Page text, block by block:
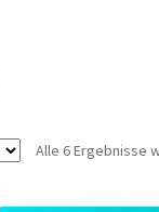
Alle 6 Ergebnisse